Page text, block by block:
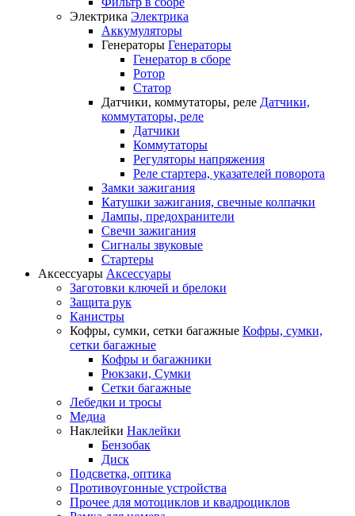
Электрика Электрика
Аккумуляторы
Генераторы Генераторы
Генератор в сборе
Ротор
Статор
Датчики, коммутаторы, реле Датчики,
коммутаторы, реле
Датчики
Коммутаторы
Регуляторы напряжения
Реле стартера, указателей поворота
Замки зажигания
Катушки зажигания, свечные колпачки
Лампы, предохранители
Свечи зажигания
Сигналы звуковые
Стартеры
Аксессуары Аксессуары
Заготовки ключей и брелоки
Защита рук
Канистры
Кофры, сумки, сетки багажные Кофры, сумки,
сетки багажные
Кофры и багажники
Рюкзаки, Сумки
Сетки багажные
Лебедки и тросы
Медиа
Наклейки Наклейки
Бензобак
Диск
Подсветка, оптика
Противоугонные устройства
Прочее для мотоциклов и квадроциклов